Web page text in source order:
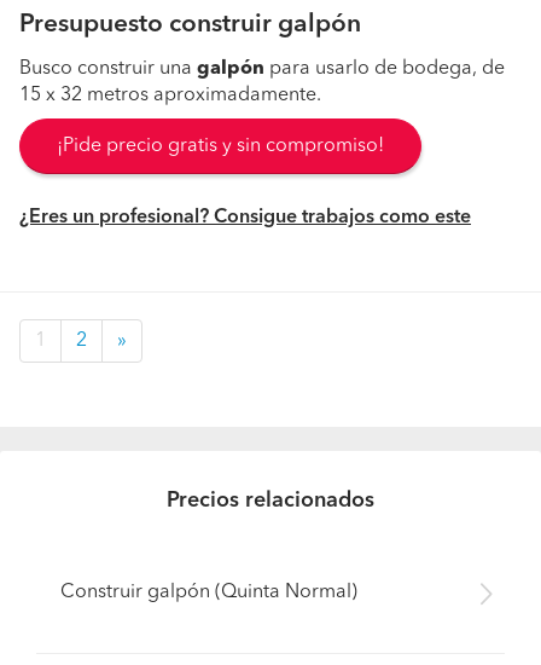
Presupuesto construir galpón
Busco construir una galpón para usarlo de bodega, de
15 x 32 metros aproximadamente.
¡Pide precio gratis y sin compromiso!
¿Eres un profesional? Consigue trabajos como este
1 2 »
Precios relacionados
Construir galpón (Quinta Normal)